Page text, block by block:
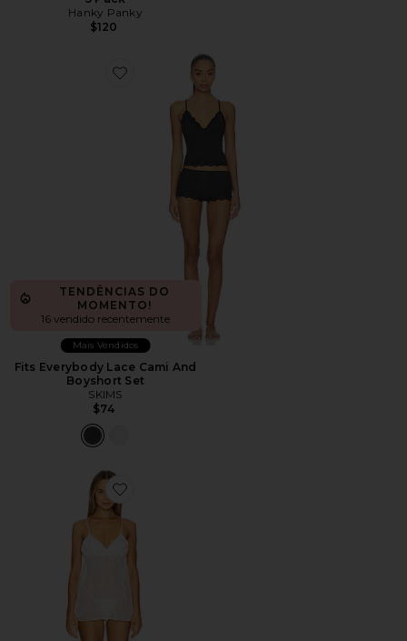
Hanky Panky
$120
Favorite Fits Everybody Lace Cami And Boyshort Set
TENDÊNCIAS DO
MOMENTO!
16 vendido recentemente
Mais Vendidos
Fits Everybody Lace Cami And
Boyshort Set
SKIMS
$74
Favorite Bellflower Camidoll With Thong